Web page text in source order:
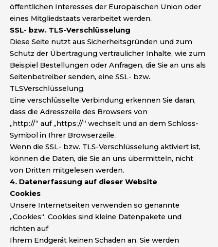
öffentlichen Interesses der Europäischen Union oder
eines Mitgliedstaats verarbeitet werden.
SSL- bzw. TLS-Verschlüsselung
Diese Seite nutzt aus Sicherheitsgründen und zum
Schutz der Übertragung vertraulicher Inhalte, wie zum
Beispiel Bestellungen oder Anfragen, die Sie an uns als
Seitenbetreiber senden, eine SSL- bzw.
TLSVerschlüsselung.
Eine verschlüsselte Verbindung erkennen Sie daran,
dass die Adresszeile des Browsers von
„http://“ auf „https://“ wechselt und an dem Schloss-
Symbol in Ihrer Browserzeile.
Wenn die SSL- bzw. TLS-Verschlüsselung aktiviert ist,
können die Daten, die Sie an uns übermitteln, nicht
von Dritten mitgelesen werden.
4. Datenerfassung auf dieser Website
Cookies
Unsere Internetseiten verwenden so genannte
„Cookies“. Cookies sind kleine Datenpakete und
richten auf
Ihrem Endgerät keinen Schaden an. Sie werden